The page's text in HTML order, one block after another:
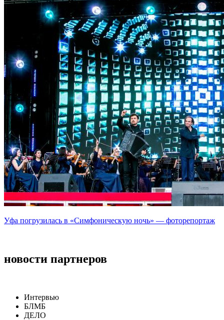
Уфа погрузилась в «Симфоническую ночь» — фоторепортаж
новости партнеров
Интервью
БЛМБ
ДЕЛО